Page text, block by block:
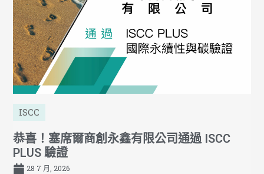
ISCC
恭喜！塞席爾商創永鑫有限公司通過 ISCC
PLUS 驗證
28 7 月, 2026